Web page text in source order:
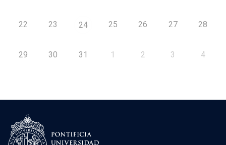
22 23 24 25 26 27 28
29 30 31 1 2 3 4